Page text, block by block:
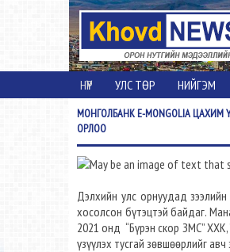
НҮҮР УЛС ТӨР НИЙГЭМ
МОНГОЛБАНКE-MONGOLIA
ОРЛОО
Дэлхийн улс орнуудад
хосолсон бүтэцтэй байдаг.
2021 онд “Бүрэн скор ЗМС”
үзүүлэх тусгай зөвшөөрлийг